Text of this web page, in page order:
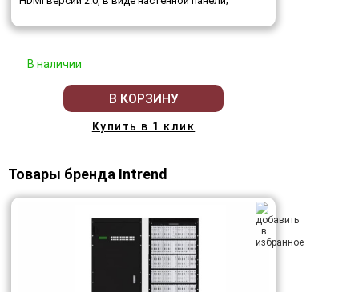
В наличии
В КОРЗИНУ
Купить в 1 клик
Товары бренда Intrend